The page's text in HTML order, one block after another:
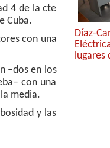
4 de la cte
Cuba.
con una
–dos en los
con una
media.
y las
Díaz-
lugares